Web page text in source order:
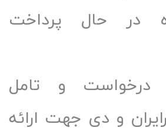
حال پرداخت
و تامل
و دی جهت ارائه